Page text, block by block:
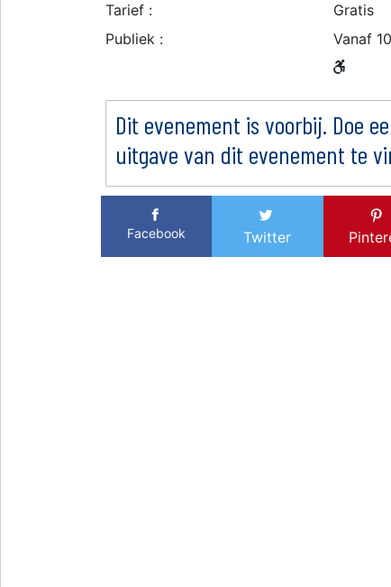
Tarief :
Gratis
Publiek :
Vanaf
Dit evenement is voorbij. Doe
uitgave van dit evenement te
Facebook Twitter